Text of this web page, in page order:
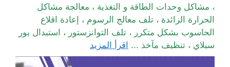
، مشاكل وحدات الطاقة و التغذية ، معالجة مشاكل
الحرارة الزائدة ، تلف معالج الرسوم ، إعادة اقلاع
الحاسوب بشكل متكرر ، تلف التوانزستور ، استبدال بور
سبلاي ، تنظيف مآخذ ... اقرأ المزيد